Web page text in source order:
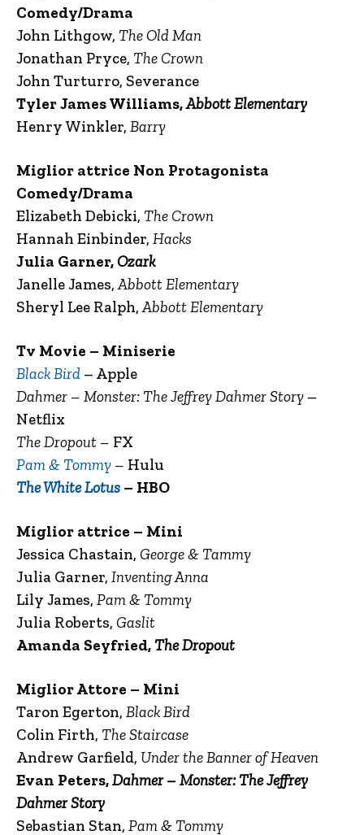
Comedy/Drama
John Lithgow, The Old Man
Jonathan Pryce, The Crown
John Turturro, Severance
Tyler James Williams,Abbott Elementary
Henry Winkler, Barry
Miglior attrice Non Protagonista
Comedy/Drama
Elizabeth Debicki, The Crown
Hannah Einbinder, Hacks
Julia Garner,Ozark
Janelle James,Abbott Elementary
Sheryl Lee Ralph,Abbott Elementary
Tv Movie – Miniserie
Black Bird – Apple
Dahmer – Monster: The Jeffrey Dahmer Story –
Netflix
The Dropout – FX
Pam & Tommy – Hulu
The White Lotus – HBO
Miglior attrice – Mini
Jessica Chastain, George & Tammy
Julia Garner, Inventing Anna
Lily James, Pam & Tommy
Julia Roberts, Gaslit
Amanda Seyfried,The Dropout
Miglior Attore – Mini
Taron Egerton, Black Bird
Colin Firth, The Staircase
Andrew Garfield, Under the Banner of Heaven
Evan Peters,Dahmer – Monster: The Jeffrey
Dahmer Story
Sebastian Stan, Pam & Tommy